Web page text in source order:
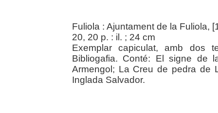
Fuliola : Ajuntament de la Fuliola,
20, 20 p. : il. ; 24 cm
Exemplar capiculat, amb dos
Bibliogafia. Conté: El signe de
Armengol; La Creu de pedra de
Inglada Salvador.